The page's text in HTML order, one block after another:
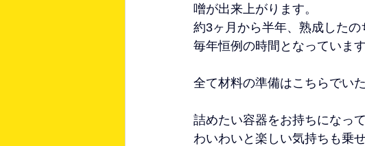
噌が出来上がります。
約3ヶ月から半年、熟成したの
毎年恒例の時間となっています
全て材料の準備はこちらでいた
詰めたい容器をお持ちになっ
わいわいと楽しい気持ちも乗